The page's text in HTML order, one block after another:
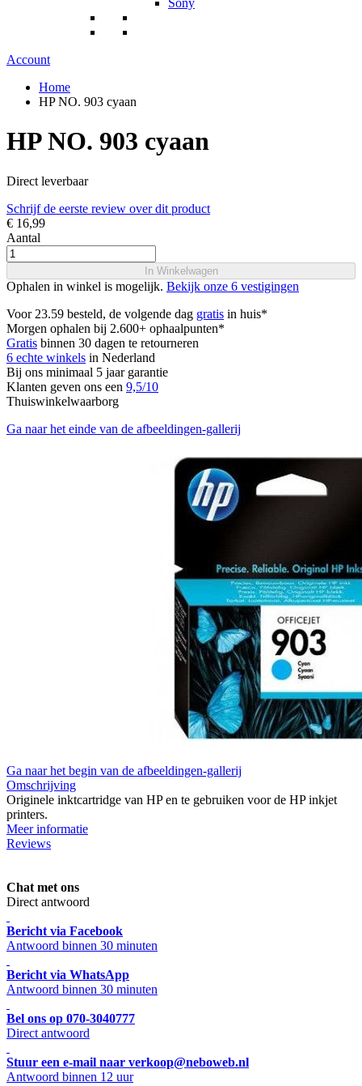
Sony
Account
Home
HP NO. 903 cyaan
HP NO. 903 cyaan
Direct leverbaar
Schrijf de eerste review over dit product
€ 16,99
Aantal
In Winkelwagen
Ophalen in winkel is mogelijk. Bekijk onze 6 vestigingen
Voor 23.59 besteld, de volgende dag gratis in huis*
Morgen ophalen bij 2.600+ ophaalpunten*
Gratis binnen 30 dagen te retourneren
6 echte winkels in Nederland
Bij ons minimaal 5 jaar garantie
Klanten geven ons een 9,5/10
Thuiswinkelwaarborg
Ga naar het einde van de afbeeldingen-gallerij
Ga naar het begin van de afbeeldingen-gallerij
Omschrijving
Originele inktcartridge van HP en te gebruiken voor de HP inkjet
printers.
Meer informatie
Reviews
Chat met ons
Direct antwoord
Bericht via Facebook
Antwoord binnen 30 minuten
Bericht via WhatsApp
Antwoord binnen 30 minuten
Bel ons op 070-3040777
Direct antwoord
Stuur een e-mail naar verkoop@neboweb.nl
Antwoord binnen 12 uur